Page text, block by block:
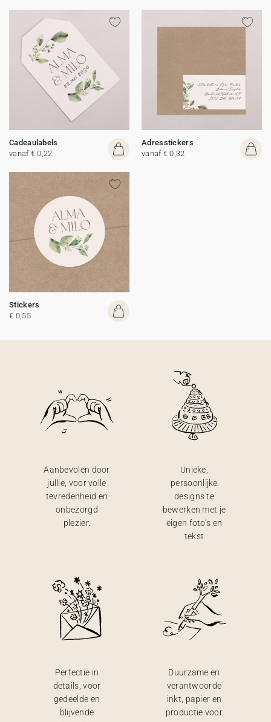
Cadeaulabels
vanaf € 0,22
Adresstickers
vanaf € 0,32
Stickers
€ 0,55
Aanbevolen door
jullie, voor volle
tevredenheid en
onbezorgd
plezier.
Unieke,
persoonlijke
designs te
bewerken met je
eigen foto’s en
tekst
Perfectie in
details, voor
gedeelde en
blijvende
Duurzame en
verantwoorde
inkt, papier en
productie voor